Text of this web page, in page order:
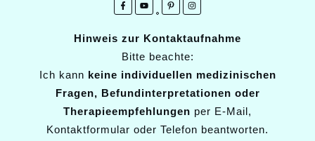
Hinweis zur Kontaktaufnahme
Bitte beachte:
Ich kann keine individuellen medizinischen
Fragen, Befundinterpretationen oder
Therapieempfehlungen per E-Mail,
Kontaktformular oder Telefon beantworten.